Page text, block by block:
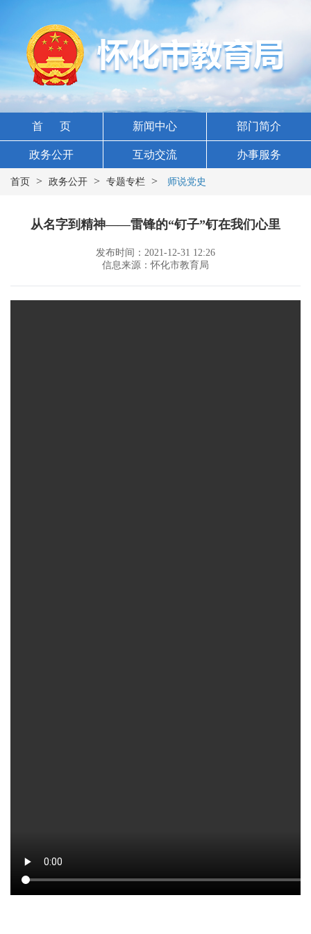
首 页 新闻中心 部门简介
政务公开 互动交流 办事服务
首页 > 政务公开 > 专题专栏 > 师说党史
从名字到精神——雷锋的“钉子”钉在我们心里
发布时间：2021-12-31 12:26
信息来源：怀化市教育局